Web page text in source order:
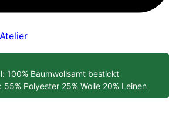
100% Baumwollsamt bestickt
55% Polyester 25% Wolle 20% Leinen